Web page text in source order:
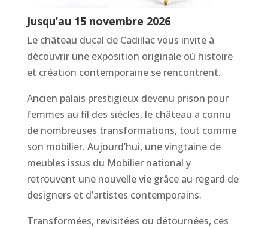
Jusqu’au 15 novembre 2026
Le château ducal de Cadillac vous invite à
découvrir une exposition originale où histoire
et création contemporaine se rencontrent.
Ancien palais prestigieux devenu prison pour
femmes au fil des siècles, le château a connu
de nombreuses transformations, tout comme
son mobilier. Aujourd’hui, une vingtaine de
meubles issus du Mobilier national y
retrouvent une nouvelle vie grâce au regard de
designers et d’artistes contemporains.
Transformées, revisitées ou détournées, ces